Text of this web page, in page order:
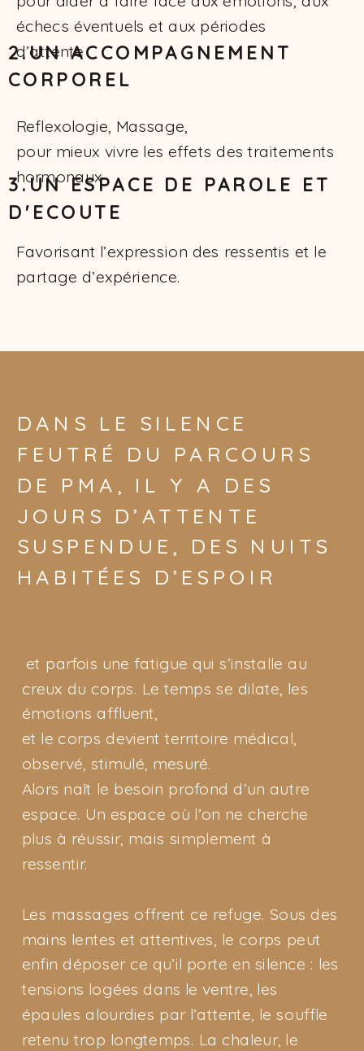
échecs éventuels et aux périodes
d’attente
Reflexologie, Massage,
pour mieux vivre les effets des traitements
hormonaux
Favorisant l’expression des ressentis et le
partage d’expérience.
DANS LE SILENCE
FEUTRÉ DU PARCOURS
DE PMA, IL Y A DES
JOURS D’ATTENTE
SUSPENDUE, DES NUITS
HABITÉES D’ESPOIR
et parfois une fatigue qui s’installe au
creux du corps. Le temps se dilate, les
émotions affluent,
et le corps devient territoire médical,
observé, stimulé, mesuré.
Alors naît le besoin profond d’un autre
espace. Un espace où l’on ne cherche
plus à réussir, mais simplement à
ressentir.
Les massages offrent ce refuge. Sous des
mains lentes et attentives, le corps peut
enfin déposer ce qu’il porte en silence : les
tensions logées dans le ventre, les
épaules alourdies par l’attente, le souffle
retenu trop longtemps. La chaleur, le
3.UN ESPACE DE PAROLE ET
D'ECOUTE
2.UN ACCOMPAGNEMENT
CORPOREL